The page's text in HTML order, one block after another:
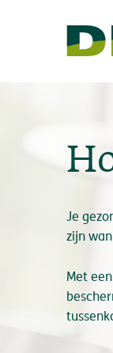
Je
zijn
Met